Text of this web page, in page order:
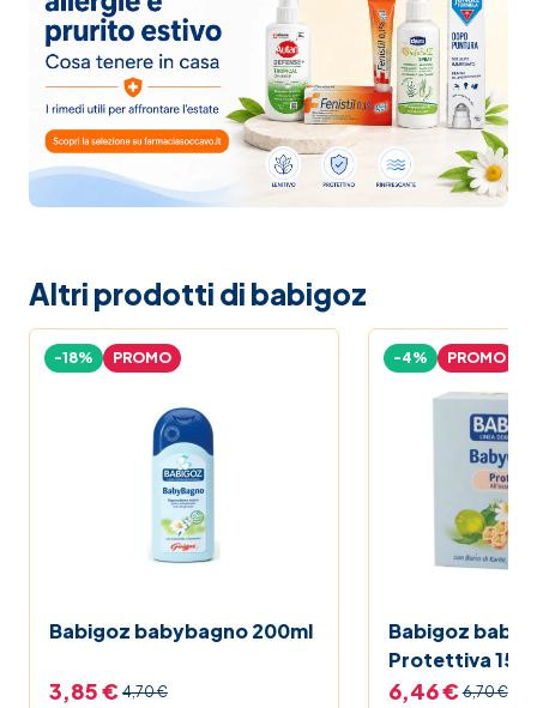
Altri prodotti di babigoz
Babigoz babybagno 200ml
-18% PROMO
3,85 € 4,70 €
Babigoz
Protettiva
-4% PROMO
6,46 € 6,70 €